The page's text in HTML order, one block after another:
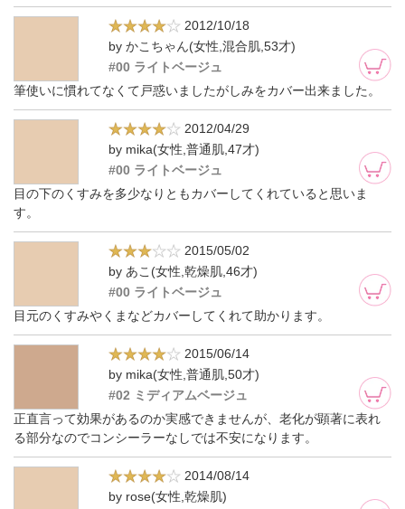
2012/10/18
by かこちゃん(女性,混合肌,53才)
#00 ライトベージュ
筆使いに慣れてなくて戸惑いましたがしみをカバー出来ました。
2012/04/29
by mika(女性,普通肌,47才)
#00 ライトベージュ
目の下のくすみを多少なりともカバーしてくれていると思いま
す。
2015/05/02
by あこ(女性,乾燥肌,46才)
#00 ライトベージュ
目元のくすみやくまなどカバーしてくれて助かります。
2015/06/14
by mika(女性,普通肌,50才)
#02 ミディアムベージュ
正直言って効果があるのか実感できませんが、老化が顕著に表れ
る部分なのでコンシーラーなしでは不安になります。
2014/08/14
by rose(女性,乾燥肌)